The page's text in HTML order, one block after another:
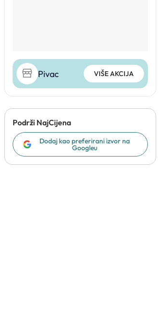
Pivac VIŠE AKCIJA
Podrži NajCijena
Dodaj kao preferirani izvor na
Googleu